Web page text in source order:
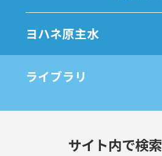
ヨハネ原主水
ライブラリ
サイト内で検索